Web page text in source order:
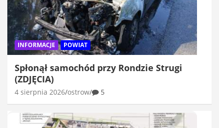
INFORMACJE POWIAT
Spłonął samochód przy Rondzie Strugi
(ZDJĘCIA)
4 sierpnia 2026 ostrow 5